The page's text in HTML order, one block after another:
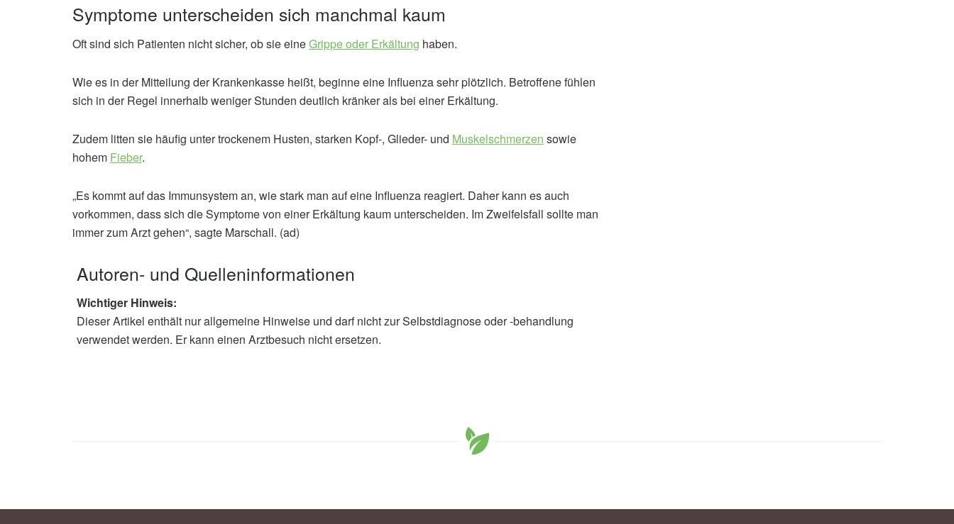
Symptome unterscheiden sich manchmal kaum
Oft sind sich Patienten nicht sicher, ob sie eineGrippe oder Erkältung haben.
Wie es in der Mitteilung der Krankenkasse heißt, beginne eine Influenza sehr plötzlich. Betroffene fühlen
sich in der Regel innerhalb weniger Stunden deutlich kränker als bei einer Erkältung.
Zudem litten sie häufig unter trockenem Husten, starken Kopf-, Glieder- und Muskelschmerzen sowie
hohem Fieber.
„Es kommt auf das Immunsystem an, wie stark man auf eine Influenza reagiert. Daher kann es auch
vorkommen, dass sich die Symptome von einer Erkältung kaum unterscheiden. Im Zweifelsfall sollte man
immer zum Arzt gehen“, sagte Marschall. (ad)
Autoren- und Quelleninformationen
Wichtiger Hinweis:
Dieser Artikel enthält nur allgemeine Hinweise und darf nicht zur Selbstdiagnose oder -behandlung
verwendet werden. Er kann einen Arztbesuch nicht ersetzen.